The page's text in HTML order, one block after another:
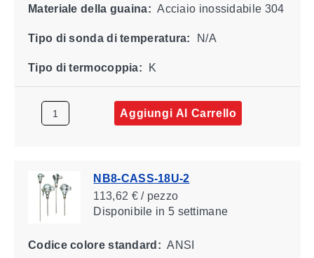
Materiale della guaina: Acciaio inossidabile 304
Tipo di sonda di temperatura: N/A
Tipo di termocoppia: K
Aggiungi Al Carrello
NB8-CASS-18U-2
113,62 € / pezzo
Disponibile in 5 settimane
Codice colore standard: ANSI